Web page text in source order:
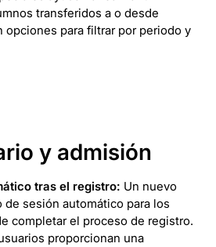
transferidos a o desde
para filtrar por periodo y
y admisión
tras el registro: Un nuevo
sesión automático para los
completar el proceso de registro.
proporcionan una